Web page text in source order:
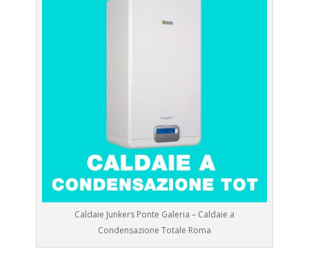
Caldaie Junkers Ponte Galeria – Caldaie a
Condensazione Totale Roma